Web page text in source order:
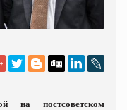
на постсоветском